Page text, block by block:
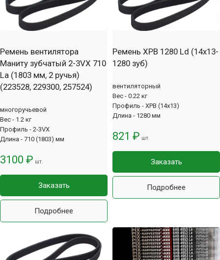
Ремень вентилятора
Маниту зубчатый 2-3VX 710
La (1803 мм, 2 ручья)
(223528, 229300, 257524)
многоручьевой
Вес - 1.2 кг
Профиль - 2-3VX
Длина - 710 (1803) мм
3100 ₽ шт.
Заказать
Подробнее
Ремень XPB 1280 Ld (14х13-
1280 зуб)
вентиляторный
Вес - 0.22 кг
Профиль - XPB (14x13)
Длина - 1280 мм
821 ₽ шт.
Заказать
Подробнее